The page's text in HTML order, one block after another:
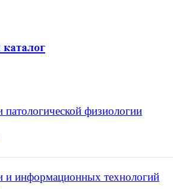
физиологии
и информационных технологий